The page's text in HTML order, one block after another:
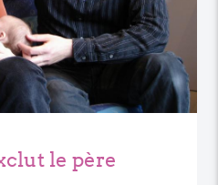
le père